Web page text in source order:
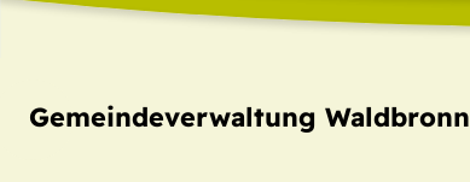
Gemeindeverwaltung Waldbronn